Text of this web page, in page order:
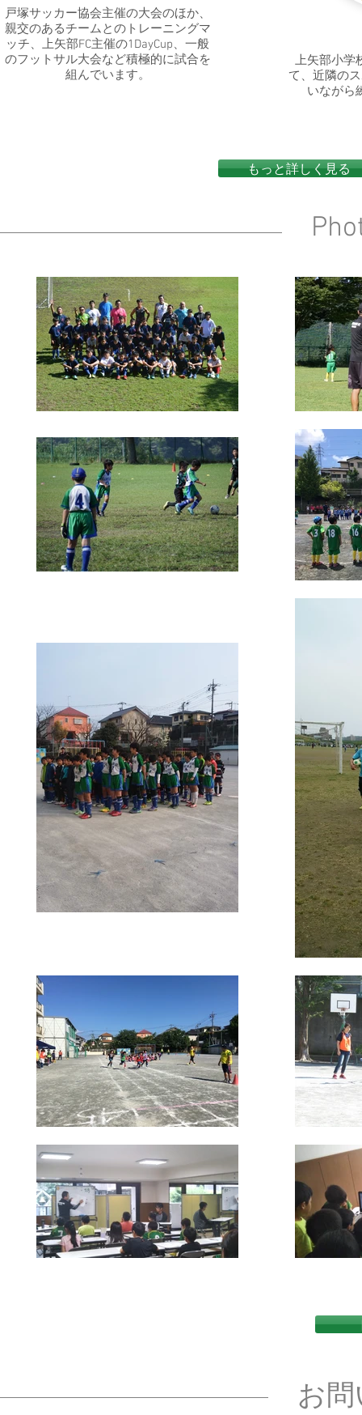
​戸塚サッカー協会主催の大会のほか、
親交のあるチームとのトレーニングマ
ッチ、上矢部FC主催の1DayCup、一般
のフットサル大会など積極的に試合を
組んでいます。
上矢部小学
て、近隣の
いながら
もっと詳しく見る
お問